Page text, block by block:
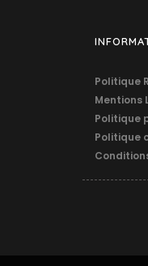
Politique
Mentions
Politique
Politique